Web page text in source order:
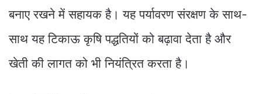
बनाए रखने में सहायक है। यह पर्यावरण संरक्षण के साथ-
साथ यह टिकाऊ कृषि पद्धतियों को बढ़ावा देता है और
खेती की लागत को भी नियंत्रित करता है।